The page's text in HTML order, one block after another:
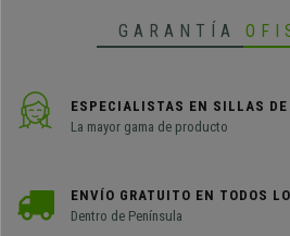
GARANTÍA
ESPECIALISTAS EN SILLAS
La mayor gama de producto
ENVÍO GRATUITO EN TODOS
Dentro de Península